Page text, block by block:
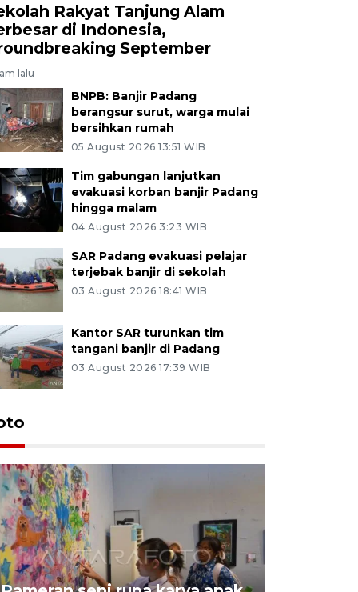
Rakyat Tanjung Alam
di Indonesia,
September
lalu
BNPB: Banjir Padang
berangsur surut, warga mulai
bersihkan rumah
05 August 2026 13:51 WIB
Tim gabungan lanjutkan
evakuasi korban banjir Padang
hingga malam
04 August 2026 3:23 WIB
SAR Padang evakuasi pelajar
terjebak banjir di sekolah
03 August 2026 18:41 WIB
Kantor SAR turunkan tim
tangani banjir di Padang
03 August 2026 17:39 WIB